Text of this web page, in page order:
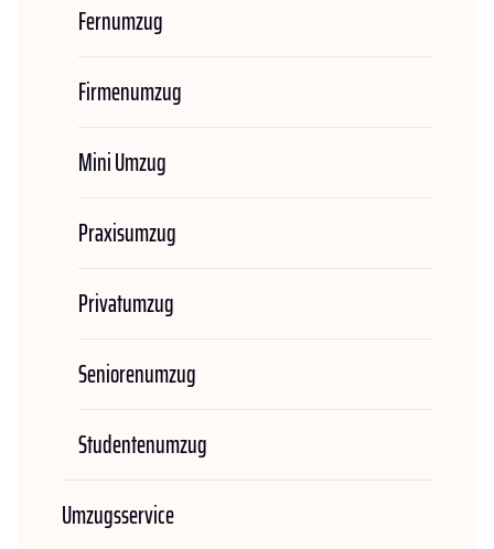
Fernumzug
Firmenumzug
Mini Umzug
Praxisumzug
Privatumzug
Seniorenumzug
Studentenumzug
Umzugsservice